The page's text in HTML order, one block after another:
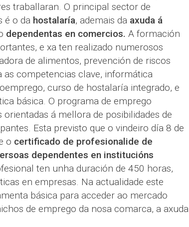
traballaran. O principal sector de
é o da hostalaría, ademais da axuda á
dependentas en comercios. A formación
e xa ten realizado numerosos
de alimentos, prevención de riscos
as competencias clave, informática
curso de hostalaría integrado, e
básica. O programa de emprego
á mellora de posibilidades de
Esta previsto que o vindeiro día 8 de
o certificado de profesionalide de
dependentes en institucións
ten unha duración de 450 horas,
en empresas. Na actualidade este
básica para acceder ao mercado
de emprego da nosa comarca, a axuda